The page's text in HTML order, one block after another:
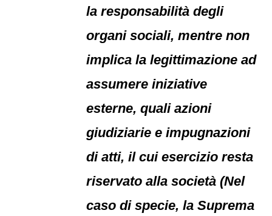
la responsabilità degli
organi sociali, mentre non
implica la legittimazione ad
assumere iniziative
esterne, quali azioni
giudiziarie e impugnazioni
di atti, il cui esercizio resta
riservato alla società (Nel
caso di specie, la Suprema